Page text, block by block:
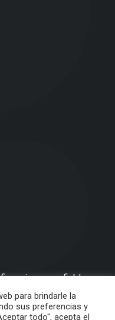
confiables,
de sus micro y
para brindarle la
sus preferencias y
todo", acepta el